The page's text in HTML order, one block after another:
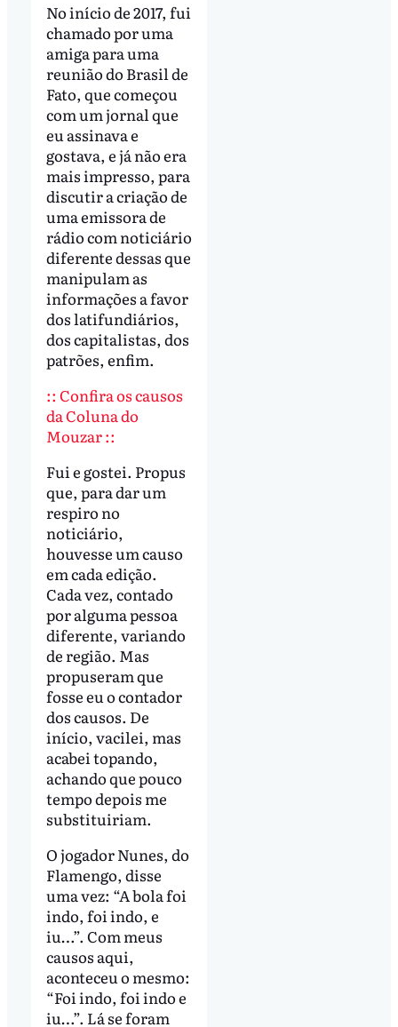
No início de 2017, fui
chamado por uma
amiga para uma
reunião do Brasil de
Fato, que começou
com um jornal que
eu assinava e
gostava, e já não era
mais impresso, para
discutir a criação de
uma emissora de
rádio com noticiário
diferente dessas que
manipulam as
informações a favor
dos latifundiários,
dos capitalistas, dos
patrões, enfim.
:: Confira os causos
da Coluna do
Mouzar ::
Fui e gostei. Propus
que, para dar um
respiro no
noticiário,
houvesse um causo
em cada edição.
Cada vez, contado
por alguma pessoa
diferente, variando
de região. Mas
propuseram que
fosse eu o contador
dos causos. De
início, vacilei, mas
acabei topando,
achando que pouco
tempo depois me
substituiriam.
O jogador Nunes, do
Flamengo, disse
uma vez: “A bola foi
indo, foi indo, e
iu…”. Com meus
causos aqui,
aconteceu o mesmo:
“Foi indo, foi indo e
iu…”. Lá se foram